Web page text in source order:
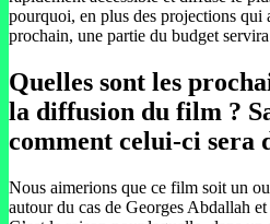
pourquoi, en plus des projections qui
prochain, une partie du budget
Quelles sont les
la diffusion du film ?
comment celui-ci sera
Nous aimerions que ce film soit un
autour du cas de Georges Abdallah